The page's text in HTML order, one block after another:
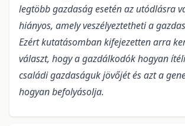
legtöbb gazdaság esetén az utódlásra
hiányos, amely veszélyeztetheti a
Ezért kutatásomban kifejezetten arra
választ, hogy a gazdálkodók hogyan
családi gazdaságuk jövőjét és azt a
hogyan befolyásolja.